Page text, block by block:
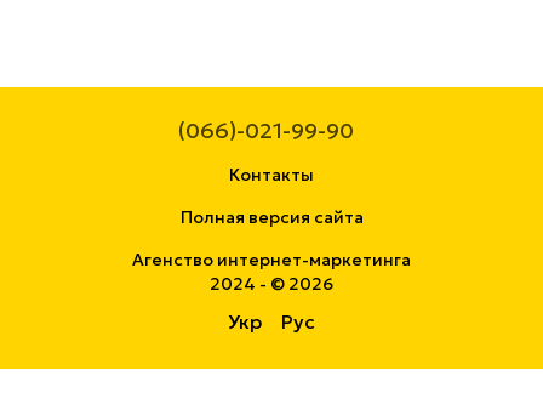
(066)-021-99-90
Контакты
Полная версия сайта
Агенство интернет-маркетинга
2024 - © 2026
Укр Рус